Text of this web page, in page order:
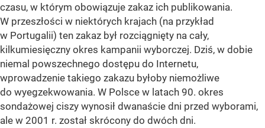
czasu, w którym obowiązuje zakaz ich publikowania.
W przeszłości w niektórych krajach (na przykład
w Portugalii) ten zakaz był rozciągnięty na cały,
kilkumiesięczny okres kampanii wyborczej. Dziś, w dobie
niemal powszechnego dostępu do Internetu,
wprowadzenie takiego zakazu byłoby niemożliwe
do wyegzekwowania. W Polsce w latach 90. okres
sondażowej ciszy wynosił dwanaście dni przed wyborami,
ale w 2001 r. został skrócony do dwóch dni.